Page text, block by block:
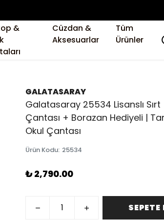
&
Cüzdan &
Aksesuarlar
Tüm
Ürünler
GALATASARAY
Galatasaray 25534 Lisanslı Sırt
Çantası + Borazan Hediyeli |
Okul Çantası
Ürün Kodu: 25534
₺ 2,790.00
SEPETE